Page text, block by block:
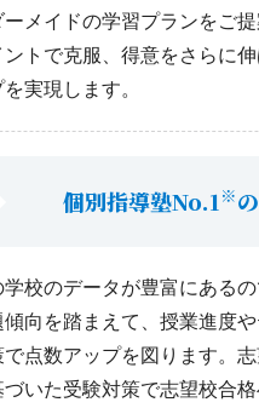
メイドの学習プランをご
ントで克服、得意をさらに
実現します。
個別指導塾No.1 ※
校のデータが豊富にある
向を踏まえて、授業進度
で点数アップを図ります。
いた受験対策で志望校合格